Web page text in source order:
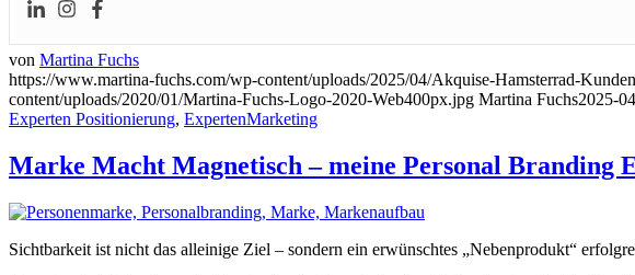
von Martina Fuchs
https://www.martina-fuchs.com/wp-content/uploads/2025/04/Akquise-Hamsterrad-
content/uploads/2020/01/Martina-Fuchs-Logo-2020-Web400px.jpg Martina Fuchs2025-
Experten Positionierung, ExpertenMarketing
Marke Macht Magnetisch – meine Personal Branding
Sichtbarkeit ist nicht das alleinige Ziel – sondern ein erwünschtes „Nebenprodukt“